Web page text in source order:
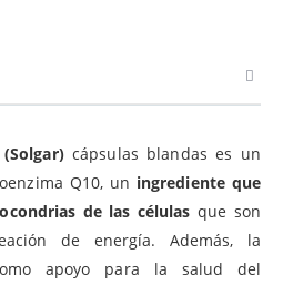
(Solgar)cápsulas blandas es un
Q10, un ingrediente que
de las células que son
de energía. Además, la
apoyo para la salud del